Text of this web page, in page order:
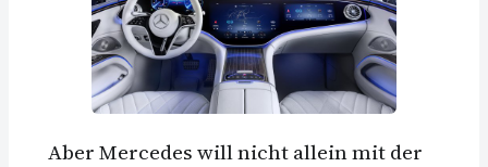
Aber Mercedes will nicht allein mit der